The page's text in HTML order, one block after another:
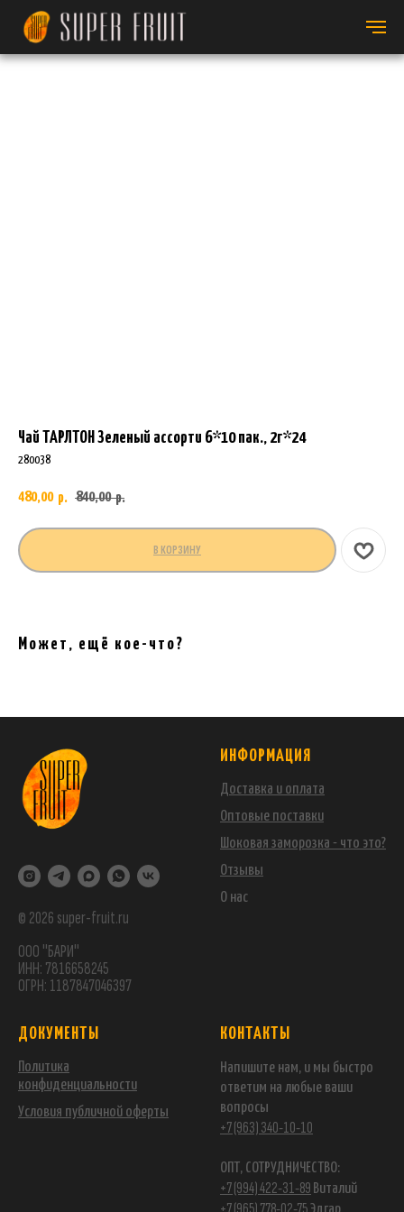
Чай ТАРЛТОН Зеленый ассорти 6*10 пак., 2г*24
280038
480,00 р. 840,00 р.
В КОРЗИНУ
Может, ещё кое-что?
© 2026 super-fruit.ru
ООО "БАРИ"
ИНН: 7816658245
ОГРН: 1187847046397
ИНФОРМАЦИЯ
Доставка и оплата
Оптовые поставки
Шоковая заморозка - что это?
Отзывы
О нас
ДОКУМЕНТЫ
Политика
конфиденциальности
Условия публичной оферты
КОНТАКТЫ
Напишите нам, и мы быстро
ответим на любые ваши
вопросы
+7 (963) 340-10-10
ОПТ, СОТРУДНИЧЕСТВО:
+7 (994) 422-31-89 Виталий